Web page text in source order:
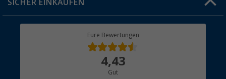
Rücksendung
SICHER EINKAUFEN
Eure Bewertungen
4,43
Gut